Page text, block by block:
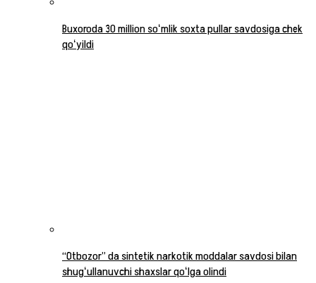
Buxoroda 30 million soʻmlik soxta pullar savdosiga chek
qoʻyildi
“Otbozor” da sintetik narkotik moddalar savdosi bilan
shugʻullanuvchi shaxslar qoʻlga olindi